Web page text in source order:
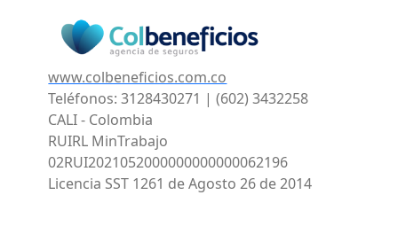
www.colbeneficios.com.co
Teléfonos: 3128430271 | (602) 3432258
CALI - Colombia
RUIRL MinTrabajo
02RUI2021052000000000000062196
Licencia SST 1261 de Agosto 26 de 2014